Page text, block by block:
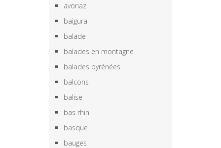
avoriaz
baigura
balade
balades en montagne
balades pyrénées
balcons
balise
bas rhin
basque
bauges